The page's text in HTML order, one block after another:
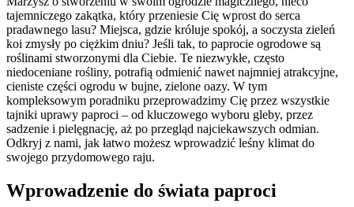
tajemniczego zakątka, który przeniesie Cię wprost do serca
pradawnego lasu? Miejsca, gdzie króluje spokój, a soczysta zieleń
koi zmysły po ciężkim dniu? Jeśli tak, to paprocie ogrodowe są
roślinami stworzonymi dla Ciebie. Te niezwykłe, często
niedoceniane rośliny, potrafią odmienić nawet najmniej atrakcyjne,
cieniste części ogrodu w bujne, zielone oazy. W tym
kompleksowym poradniku przeprowadzimy Cię przez wszystkie
tajniki uprawy paproci – od kluczowego wyboru gleby, przez
sadzenie i pielęgnację, aż po przegląd najciekawszych odmian.
Odkryj z nami, jak łatwo możesz wprowadzić leśny klimat do
swojego przydomowego raju.
Wprowadzenie do świata paproci